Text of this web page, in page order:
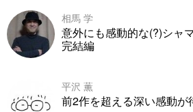
相馬 学
意外にも感動的な(?)シャ
完結編
平沢 薫
前2作を超える深い感動が